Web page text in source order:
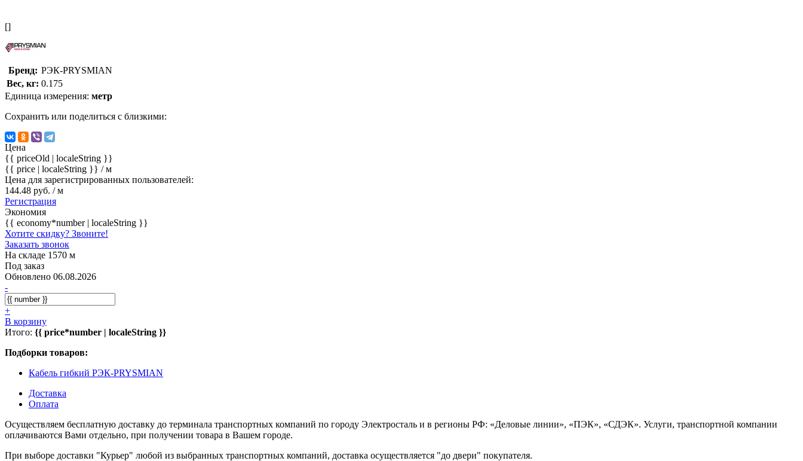
[]
Бренд: РЭК-PRYSMIAN
Вес, кг: 0.175
Единица измерения: метр
Сохранить или поделиться с близкими:
Цена
{{ priceOld | localeString }}
{{ price | localeString }} / м
Цена для зарегистрированных пользователей:
144.48 руб. / м
Регистрация
Экономия
{{ economy*number | localeString }}
Хотите скидку? Звоните!
Заказать звонок
На складе 1570 м
Под заказ
Обновлено 06.08.2026
-
+
В корзину
Итого: {{ price*number | localeString }}
Подборки товаров:
Кабель гибкий РЭК-PRYSMIAN
Доставка
Оплата
Осуществляем бесплатную доставку до терминала транспортных компаний по городу Электросталь и в регионы РФ: «Деловые линии», «ПЭК», «СДЭК». Услуги, транспортной компании
оплачиваются Вами отдельно, при получении товара в Вашем городе.
При выборе доставки "Курьер" любой из выбранных транспортных компаний, доставка осуществляется "до двери" покупателя.